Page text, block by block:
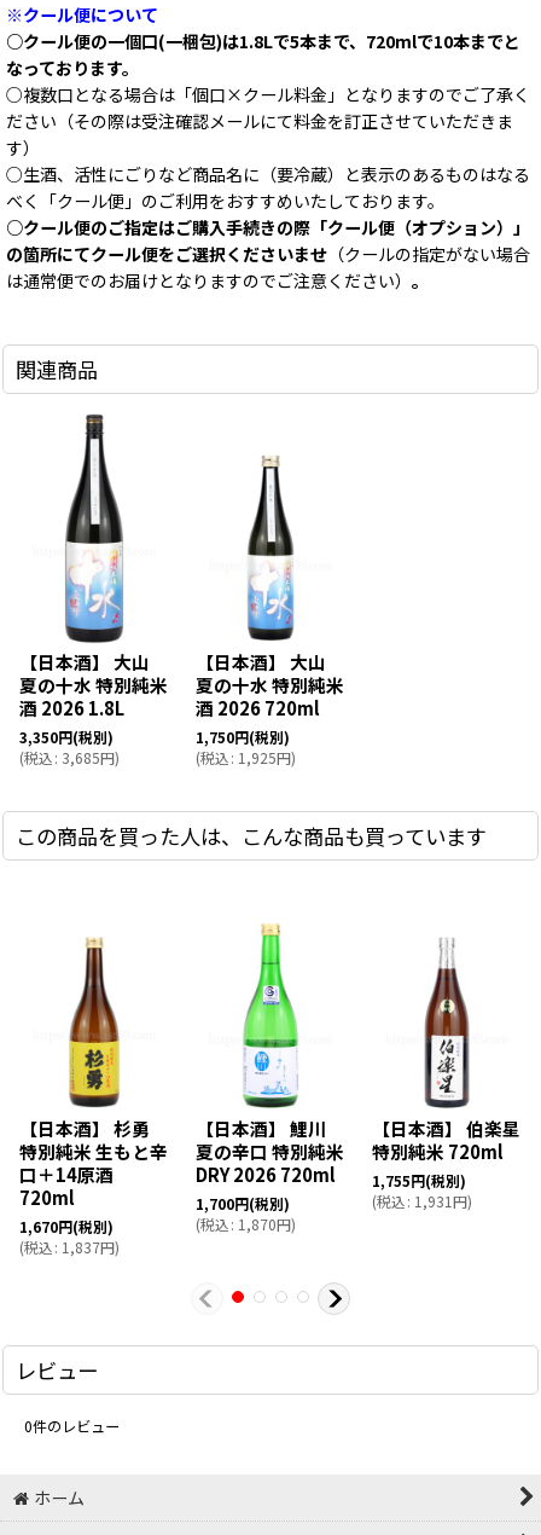
※クール便について
○クール便の一個口(一梱包)は1.8Lで5本まで、720mlで10本までと
なっております。
○複数口となる場合は「個口×クール料金」となりますのでご了承く
ださい（その際は受注確認メールにて料金を訂正させていただきま
す）
○生酒、活性にごりなど商品名に（要冷蔵）と表示のあるものはなる
べく「クール便」のご利用をおすすめいたしております。
○クール便のご指定はご購入手続きの際「クール便（オプション）」
の箇所にてクール便をご選択くださいませ （クールの指定がない場合
は通常便でのお届けとなりますのでご注意ください） 。
関連商品
【日本酒】 大山
夏の十水 特別純米
酒 2026 1.8L
3,350円(税別)
(税込: 3,685円)
【日本酒】 大山
夏の十水 特別純米
酒 2026 720ml
1,750円(税別)
(税込: 1,925円)
この商品を買った人は、こんな商品も買っています
【日本酒】 杉勇
特別純米 生もと辛
口＋14原酒
720ml
1,670円(税別)
(税込: 1,837円)
【日本酒】 鯉川
夏の辛口 特別純米
DRY 2026 720ml
1,700円(税別)
(税込: 1,870円)
【日本酒】 伯楽星
特別純米 720ml
1,755円(税別)
(税込: 1,931円)
レビュー
0件のレビュー
ホーム